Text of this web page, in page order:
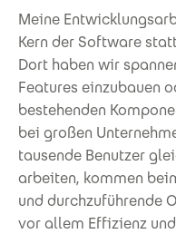
Meine
Kern der Software
Dort haben wir
Features einzubauen
bestehenden
bei großen
tausende Benutzer
arbeiten, kommen
und durchzuführende
vor allem Effizienz